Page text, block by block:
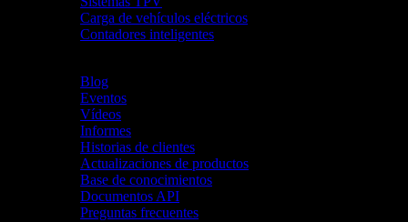
Carga de vehículos eléctricos
Contadores inteligentes
Blog
Eventos
Vídeos
Informes
Historias de clientes
Actualizaciones de productos
Base de conocimientos
Documentos API
Preguntas frecuentes